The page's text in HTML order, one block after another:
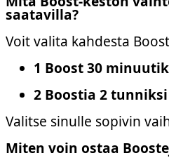
saatavilla?
Voit valita kahdesta
1 Boost 30
2 Boostia 2 tunniksi
Valitse sinulle sopivin
Miten voin ostaa